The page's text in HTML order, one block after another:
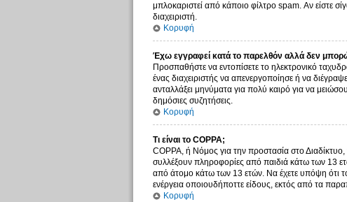
μπλοκαριστεί από κάποιο φίλτρο spam. Αν είστε
διαχειριστή.
Κορυφή
Έχω εγγραφεί κατά το παρελθόν αλλά δεν
Προσπαθήστε να εντοπίσετε το ηλεκτρονικό
ένας διαχειριστής να απενεργοποίησε ή να
ανταλλάξει μηνύματα για πολύ καιρό για να
δημόσιες συζητήσεις.
Κορυφή
Τι είναι το COPPA;
COPPA, ή Νόμος για την προστασία στο
συλλέξουν πληροφορίες από παιδιά κάτω των 13
από άτομο κάτω των 13 ετών. Να έχετε υπόψη ότι
ενέργεια οποιουδήποττε είδους, εκτός από τα
Κορυφή